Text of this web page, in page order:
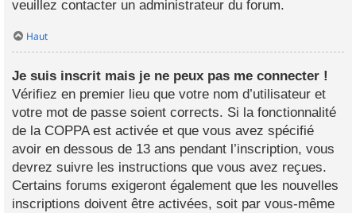
veuillez contacter un administrateur du forum.
Haut
Je suis inscrit mais je ne peux pas me connecter !
Vérifiez en premier lieu que votre nom d’utilisateur et
votre mot de passe soient corrects. Si la fonctionnalité
de la COPPA est activée et que vous avez spécifié
avoir en dessous de 13 ans pendant l’inscription, vous
devrez suivre les instructions que vous avez reçues.
Certains forums exigeront également que les nouvelles
inscriptions doivent être activées, soit par vous-même